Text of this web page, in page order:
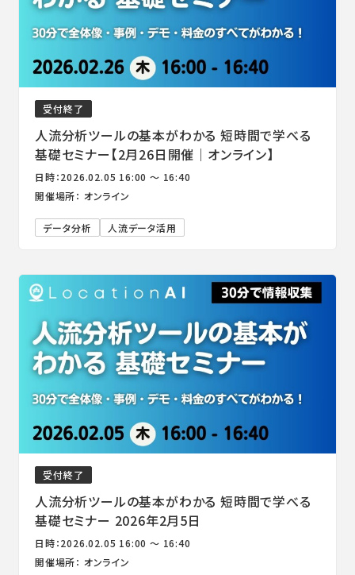
受付終了
人流分析ツールの基本がわかる 短時間で学べる
基礎セミナー【2月26日開催｜オンライン】
日時：2026.02.05 16:00 ～ 16:40
開催場所： オンライン
データ分析 人流データ活用
受付終了
人流分析ツールの基本がわかる 短時間で学べる
基礎セミナー 2026年2月5日
日時：2026.02.05 16:00 ～ 16:40
開催場所： オンライン